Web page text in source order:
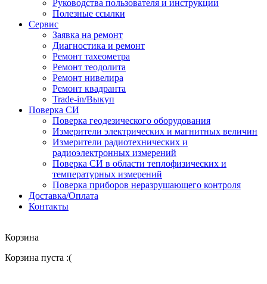
Руководства пользователя и инструкции
Полезные ссылки
Сервис
Заявка на ремонт
Диагностика и ремонт
Ремонт тахеометра
Ремонт теодолита
Ремонт нивелира
Ремонт квадранта
Trade-in/Выкуп
Поверка СИ
Поверка геодезического оборудования
Измерители электрических и магнитных величин
Измерители радиотехнических и
радиоэлектронных измерений
Поверка СИ в области теплофизических и
температурных измерений
Поверка приборов неразрушающего контроля
Доставка/Оплата
Контакты
Корзина
Корзина пуста :(